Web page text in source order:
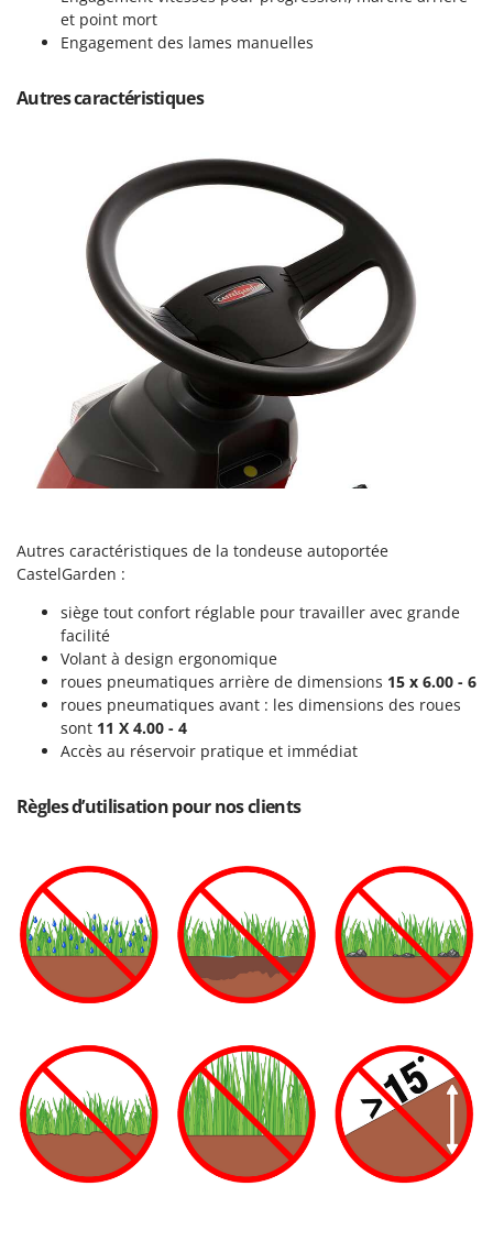
Stiga
Stocker
TecnoGen
Tellarini Pompe
Telwin
Tenco
Tineco
Tre Spade
Trev - Abrek - TecnoVIR
Trotec
U
Udor
Unger
Verdemax
Vesco
Volpi
W
Waldner
WIDU
Wiper EcoRobot
Wolf Garten
Wortex
Worx
Yard Force
Z
Zanon
ZGrills
et point mort
Engagement des lames manuelles
Autres caractéristiques
Autres caractéristiques de la tondeuse autoportée
CastelGarden :
siège tout confort réglable pour travailler avec grande
facilité
Volant à design ergonomique
roues pneumatiques arrière de dimensions 15 x 6.00 - 6
roues pneumatiques avant : les dimensions des roues
sont 11 X 4.00 - 4
Accès au réservoir pratique et immédiat
Règles d’utilisation pour nos clients